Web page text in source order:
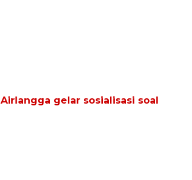
Airlangga gelar sosialisasi soal